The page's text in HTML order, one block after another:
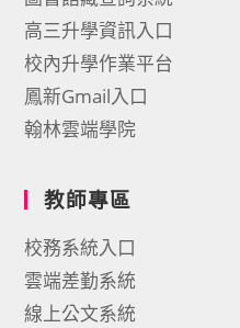
高三升學資訊入口
校內升學作業平台
鳳新Gmail入口
翰林雲端學院
教師專區
校務系統入口
雲端差勤系統
線上公文系統